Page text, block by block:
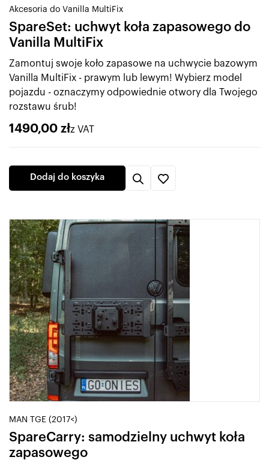
Akcesoria do Vanilla MultiFix
SpareSet: uchwyt koła zapasowego do
Vanilla MultiFix
Zamontuj swoje koło zapasowe na uchwycie bazowym
Vanilla MultiFix - prawym lub lewym! Wybierz model
pojazdu - oznaczymy odpowiednie otwory dla Twojego
rozstawu śrub!
1490,00 złz VAT
Dodaj do koszyka
MAN TGE (2017<)
SpareCarry: samodzielny uchwyt koła
zapasowego